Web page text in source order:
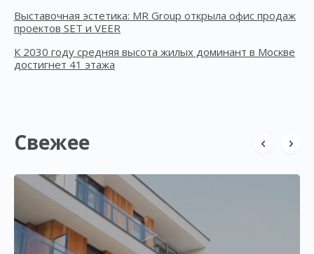
Выставочная эстетика: MR Group открыла офис продаж
проектов SET и VEER
К 2030 году средняя высота жилых доминант в Москве
достигнет 41 этажа
Свежее